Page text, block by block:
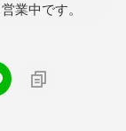
業中です。